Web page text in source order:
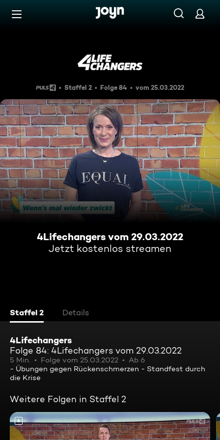
Zum Inhalt springen
4Lifechangers vom
Staffel 2 Folge 84 vom 25.03.2022
4Lifechangers vom 29.03.2022
Jetzt kostenlos streamen
Staffel 2 Details
4Lifechangers
Folge 84: 4Lifechangers vom 29.03.2022
5 Min. Folge vom 25.03.2022
Ab 6
- Übungen gegen Rückenschmerzen - Standfest durch
die Krise
Weitere Folgen in Staffel 2
6